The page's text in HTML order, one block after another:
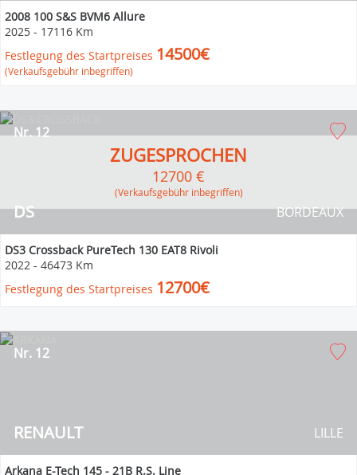
2008 100 S&S BVM6 Allure
2025 - 17116 Km
Festlegung des Startpreises 14500€
(Verkaufsgebühr inbegriffen)
DS
Nr. 12
BORDEAUX
ZUGESPROCHEN
12700 €
(Verkaufsgebühr inbegriffen)
DS3 Crossback PureTech 130 EAT8 Rivoli
2022 - 46473 Km
Festlegung des Startpreises 12700€
RENAULT
Nr. 12
LILLE
Arkana E-Tech 145 - 21B R.S. Line